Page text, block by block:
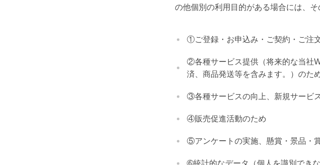
の他個別の利用目的がある場合には、そ
①ご登録・お申込み・ご契約・ご注
②各種サービス提供（将来的な当社
済、商品発送等を含みます。）のた
③各種サービスの向上、新規サービ
④販売促進活動のため
⑤アンケートの実施、懸賞・景品・
➅統計的なデータ（個人を識別でき